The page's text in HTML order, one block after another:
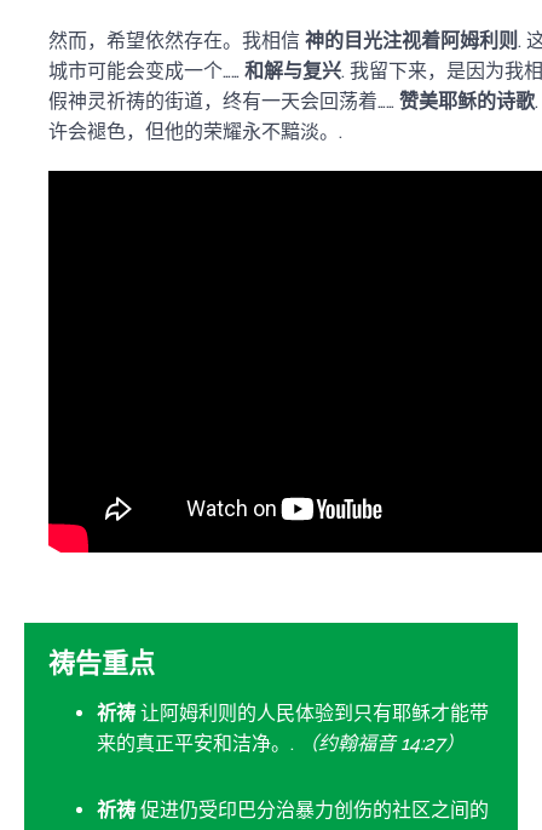
然而，希望依然存在。我相信 神的目光注视着阿姆利则.
城市可能会变成一个…… 和解与复兴. 我留下来，是因为我
假神灵祈祷的街道，终有一天会回荡着…… 赞美耶稣的诗歌
许会褪色，但他的荣耀永不黯淡。.
祷告重点
祈祷 让阿姆利则的人民体验到只有耶稣才能带
来的真正平安和洁净。.
（约翰福音 14:27）
祈祷 促进仍受印巴分治暴力创伤的社区之间的